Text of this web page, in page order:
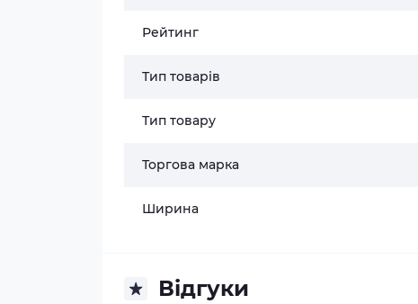
Рейтинг
Тип товарів
Тип товару
Торгова марка
Ширина
Відгуки